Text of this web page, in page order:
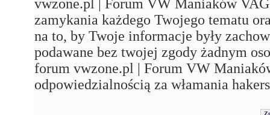
vwzone.pl | Forum VW Maniaków
zamykania każdego Twojego tematu
na to, by Twoje informacje były
podawane bez twojej zgody żadnym
forum vwzone.pl | Forum VW
odpowiedzialnością za włamania